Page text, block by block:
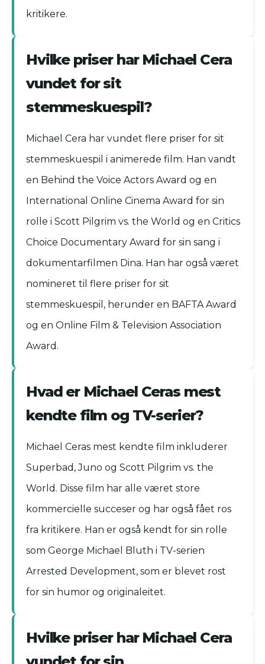
kritikere.
Hvilke priser har Michael Cera
vundet for sit
stemmeskuespil?
Michael Cera har vundet flere priser for sit
stemmeskuespil i animerede film. Han vandt
en Behind the Voice Actors Award og en
International Online Cinema Award for sin
rolle i Scott Pilgrim vs. the World og en Critics
Choice Documentary Award for sin sang i
dokumentarfilmen Dina. Han har også været
nomineret til flere priser for sit
stemmeskuespil, herunder en BAFTA Award
og en Online Film & Television Association
Award.
Hvad er Michael Ceras mest
kendte film og TV-serier?
Michael Ceras mest kendte film inkluderer
Superbad, Juno og Scott Pilgrim vs. the
World. Disse film har alle været store
kommercielle succeser og har også fået ros
fra kritikere. Han er også kendt for sin rolle
som George Michael Bluth i TV-serien
Arrested Development, som er blevet rost
for sin humor og originaleitet.
Hvilke priser har Michael Cera